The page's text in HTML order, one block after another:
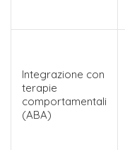
Integrazione con
terapie
comportamentali
(ABA)